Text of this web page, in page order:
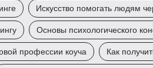
Искусство помогать людям
Основы психологического
профессии коуча Как